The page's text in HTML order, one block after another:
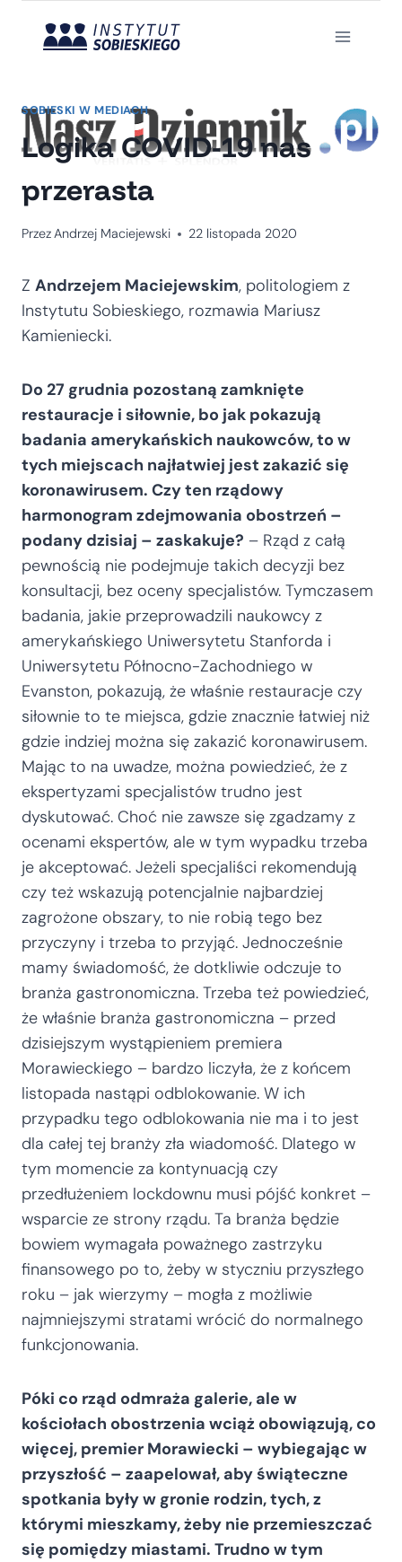
SOBIESKI W MEDIACH
Logika COVID-19 nas
przerasta
PrzezAndrzej Maciejewski 22 listopada 2020
Z Andrzejem Maciejewskim, politologiem z
Instytutu Sobieskiego, rozmawia Mariusz
Kamieniecki.
Do 27 grudnia pozostaną zamknięte
restauracje i siłownie, bo jak pokazują
badania amerykańskich naukowców, to w
tych miejscach najłatwiej jest zakazić się
koronawirusem. Czy ten rządowy
harmonogram zdejmowania obostrzeń –
podany dzisiaj – zaskakuje? – Rząd z całą
pewnością nie podejmuje takich decyzji bez
konsultacji, bez oceny specjalistów. Tymczasem
badania, jakie przeprowadzili naukowcy z
amerykańskiego Uniwersytetu Stanforda i
Uniwersytetu Północno-Zachodniego w
Evanston, pokazują, że właśnie restauracje czy
siłownie to te miejsca, gdzie znacznie łatwiej niż
gdzie indziej można się zakazić koronawirusem.
Mając to na uwadze, można powiedzieć, że z
ekspertyzami specjalistów trudno jest
dyskutować. Choć nie zawsze się zgadzamy z
ocenami ekspertów, ale w tym wypadku trzeba
je akceptować. Jeżeli specjaliści rekomendują
czy też wskazują potencjalnie najbardziej
zagrożone obszary, to nie robią tego bez
przyczyny i trzeba to przyjąć. Jednocześnie
mamy świadomość, że dotkliwie odczuje to
branża gastronomiczna. Trzeba też powiedzieć,
że właśnie branża gastronomiczna – przed
dzisiejszym wystąpieniem premiera
Morawieckiego – bardzo liczyła, że z końcem
listopada nastąpi odblokowanie. W ich
przypadku tego odblokowania nie ma i to jest
dla całej tej branży zła wiadomość. Dlatego w
tym momencie za kontynuacją czy
przedłużeniem lockdownu musi pójść konkret –
wsparcie ze strony rządu. Ta branża będzie
bowiem wymagała poważnego zastrzyku
finansowego po to, żeby w styczniu przyszłego
roku – jak wierzymy – mogła z możliwie
najmniejszymi stratami wrócić do normalnego
funkcjonowania.
Póki co rząd odmraża galerie, ale w
kościołach obostrzenia wciąż obowiązują, co
więcej, premier Morawiecki – wybiegając w
przyszłość – zaapelował, aby świąteczne
spotkania były w gronie rodzin, tych, z
którymi mieszkamy, żeby nie przemieszczać
się pomiędzy miastami. Trudno w tym